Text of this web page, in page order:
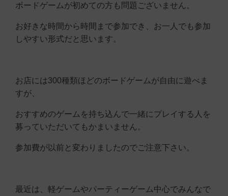
ボードゲームが初めての方も問題ございません。
お好きな時間から時間まで参加でき、お一人でも参加
しやすい形式だと思います。
お店には300種類ほどのボードゲームが自由に遊べま
すが、
おすすめのゲームを持ち込んで一緒にプレイする人を
募っていただいてもかまいません。
参加費が以前と変わりましたのでご注意下さい。
最近は、軽ゲームやパーティーゲーム中心でみんなで